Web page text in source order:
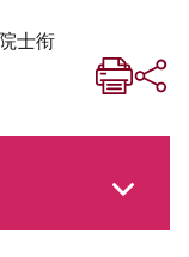
士衔